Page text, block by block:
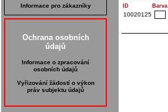
Informace pro zákazníky
Ochrana osobních
údajů
Informace o zpracování
osobních údajů
Vyřizování žádostí o výkon
práv subjektu údajů
ID Barva
10020125